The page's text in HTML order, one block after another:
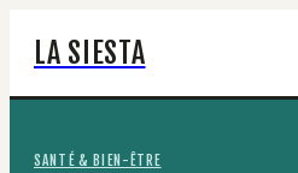
LA SIESTA
SANTÉ & BIEN-ÊTRE